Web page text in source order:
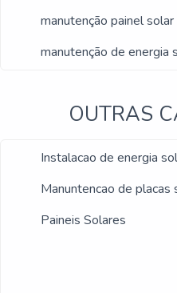
alta qualidade onde
atividades e
consultores
para os clientes com
manutenção painel solar
manutenção de energia
OUTRAS
Instalacao de energia
Manuntencao de placas
Paineis Solares